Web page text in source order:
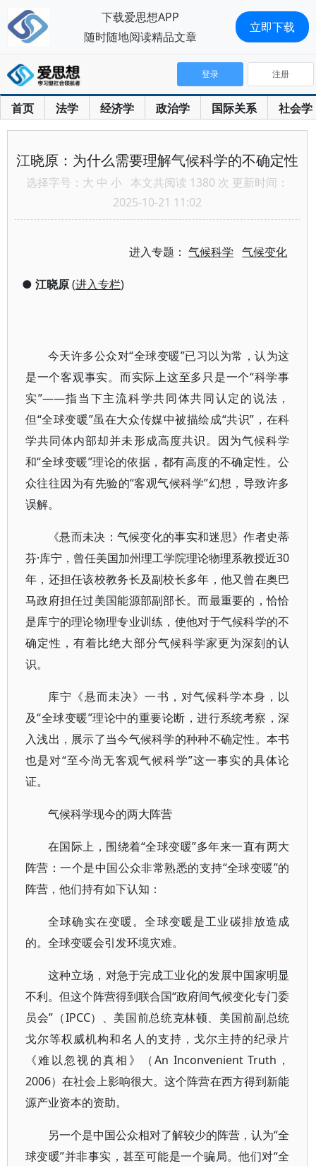
首页 法学 经济学 政治学 国际关系 社会学
登录 注册
江晓原：为什么需要理解气候科学的不确定性
选择字号： 大 中 小 本文共阅读 1380 次 更新时间：
2025-10-21 11:02
进入专题：气候科学 气候变化
● 江晓原(进入专栏)
今天许多公众对“全球变暖”已习以为常，认为这
是一个客观事实。而实际上这至多只是一个“科学事
实”——指当下主流科学共同体共同认定的说法，
但“全球变暖”虽在大众传媒中被描绘成“共识”，在科
学共同体内部却并未形成高度共识。因为气候科学
和“全球变暖”理论的依据，都有高度的不确定性。公
众往往因为有先验的“客观气候科学”幻想，导致许多
误解。
《悬而未决：气候变化的事实和迷思》作者史蒂
芬·库宁，曾任美国加州理工学院理论物理系教授近30
年，还担任该校教务长及副校长多年，他又曾在奥巴
马政府担任过美国能源部副部长。而最重要的，恰恰
是库宁的理论物理专业训练，使他对于气候科学的不
确定性，有着比绝大部分气候科学家更为深刻的认
识。
库宁《悬而未决》一书，对气候科学本身，以
及“全球变暖”理论中的重要论断，进行系统考察，深
入浅出，展示了当今气候科学的种种不确定性。本书
也是对“至今尚无客观气候科学”这一事实的具体论
证。
气候科学现今的两大阵营
在国际上，围绕着“全球变暖”多年来一直有两大
阵营：一个是中国公众非常熟悉的支持“全球变暖”的
阵营，他们持有如下认知：
全球确实在变暖。全球变暖是工业碳排放造成
的。全球变暖会引发环境灾难。
这种立场，对急于完成工业化的发展中国家明显
不利。但这个阵营得到联合国“政府间气候变化专门委
员会”（IPCC）、美国前总统克林顿、美国前副总统
戈尔等权威机构和名人的支持，戈尔主持的纪录片
《难以忽视的真相》（An Inconvenient Truth，
2006）在社会上影响很大。这个阵营在西方得到新能
源产业资本的资助。
另一个是中国公众相对了解较少的阵营，认为“全
球变暖”并非事实，甚至可能是一个骗局。他们对“全
下载爱思想APP
随时随地阅读精品文章
立即下载